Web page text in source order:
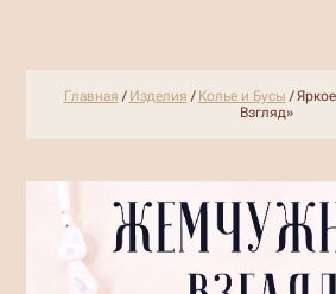
Главная / Изделия / Колье и Бусы /
Взгляд»